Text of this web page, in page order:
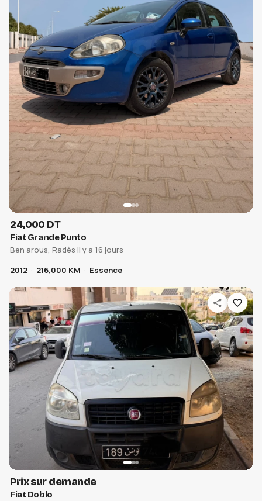
24,000 DT
Fiat Grande Punto
Ben arous, Radès·Il y a 16 jours
2012
216,000 KM Essence
Prix sur demande
Fiat Doblo